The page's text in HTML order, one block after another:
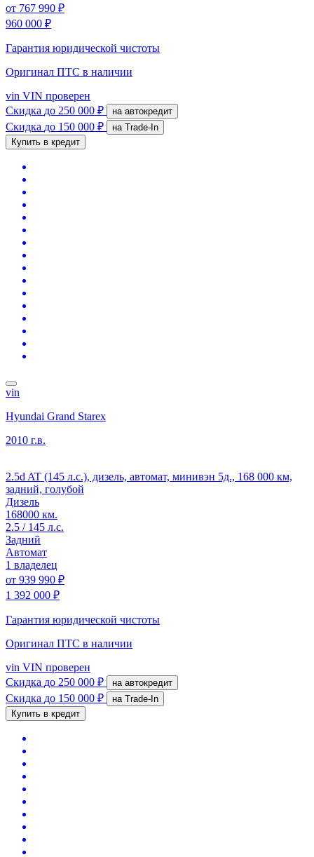
от 767 990 ₽
960 000 ₽
Гарантия юридической чистоты
Оригинал ПТС в наличии
vin VIN проверен
Скидка до 250 000 ₽ на автокредит
Скидка до 150 000 ₽
на Trade-In
Купить в кредит
vin
Hyundai Grand Starex
2010 г.в.
2.5d AT (145 л.с.), дизель, автомат, минивэн 5д., 168 000 км,
задний, голубой
Дизель
168000 км.
2.5 / 145 л.с.
Задний
Автомат
1 владелец
от 939 990 ₽
1 392 000 ₽
Гарантия юридической чистоты
Оригинал ПТС в наличии
vin VIN проверен
Скидка до 250 000 ₽ на автокредит
Скидка до 150 000 ₽
на Trade-In
Купить в кредит